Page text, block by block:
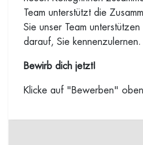
Team unterstützt die
Sie unser Team
darauf, Sie kennenzulernen.
Bewirb dich jetzt!
Klicke auf "Bewerben"